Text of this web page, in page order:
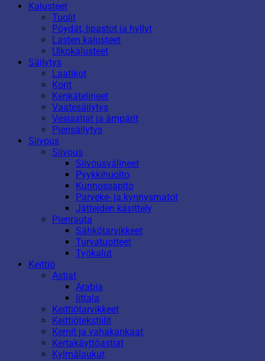
Kalusteet
Tuolit
Pöydät, lipastot ja hyllyt
Lasten kalusteet
Ulkokalusteet
Säilytys
Laatikot
Korit
Kenkätelineet
Vaatesäilytys
Vesiastiat ja ämpärit
Piensäilytys
Siivous
Siivous
Siivousvälineet
Pyykkihuolto
Kunnossapito
Parveke- ja kynnysmatot
Jätteiden käsittely
Pienrauta
Sähkötarvikkeet
Turvatuotteet
Työkalut
Keittiö
Astiat
Arabia
Iittala
Keittiötarvikkeet
Keittiötekstiilit
Kernit ja vahakankaat
Kertakäyttöastiat
Kylmälaukut